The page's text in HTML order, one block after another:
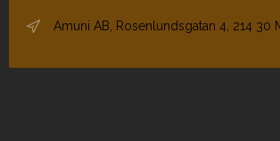
Amuni AB, Rosenlundsgatan 4, 214 30